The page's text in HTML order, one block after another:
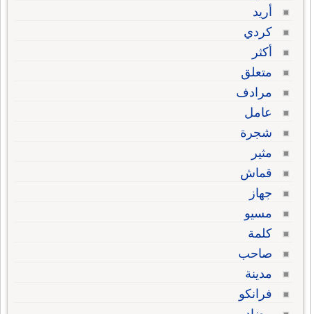
أريد
كردي
أكثر
متعلق
مرادف
عامل
شجرة
مثير
قماش
جهاز
مسيو
كلمة
صاحب
مدينة
فرانكو